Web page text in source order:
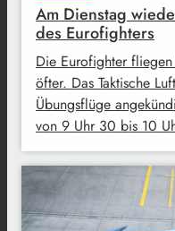
Am Dienstag
des Eurofighters
Die Eurofighter
öfter. Das Taktische
Übungsflüge
von 9 Uhr 30 bis 10